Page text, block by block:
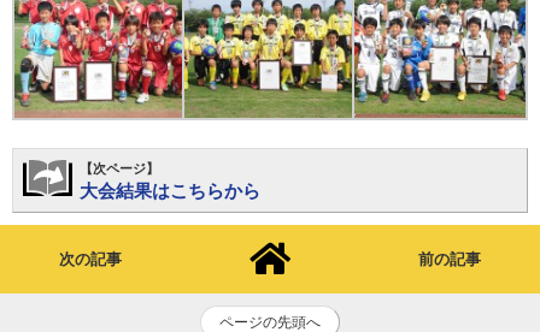
【次ページ】
大会結果はこちらから
次の記事 前の記事
ページの先頭へ